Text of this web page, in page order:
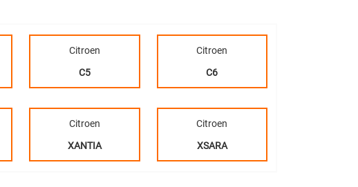
Citroen
C5
Citroen
C6
Citroen
XANTIA
Citroen
XSARA